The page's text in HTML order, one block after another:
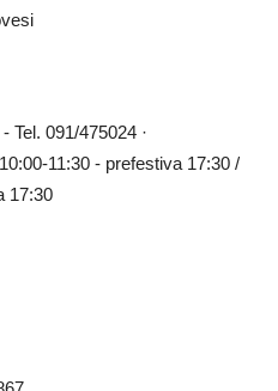
Tel. 091/475024 ·
11:30 - prefestiva 17:30 /
17:30